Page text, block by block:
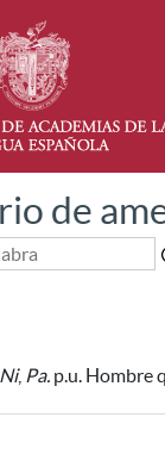
de
Ni, Pa. p.u. Hombre